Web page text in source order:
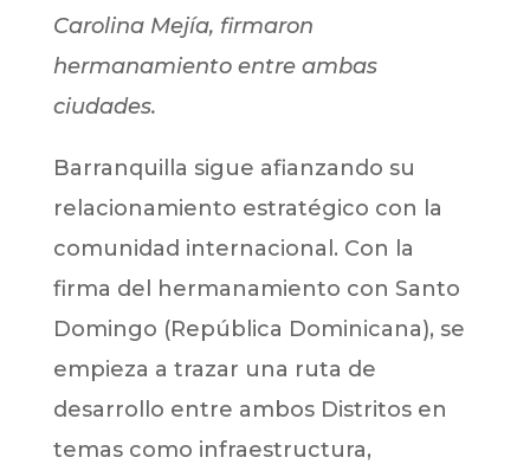
Carolina Mejía, firmaron
hermanamiento entre ambas
ciudades.
Barranquilla sigue afianzando su
relacionamiento estratégico con la
comunidad internacional. Con la
firma del hermanamiento con Santo
Domingo (República Dominicana), se
empieza a trazar una ruta de
desarrollo entre ambos Distritos en
temas como infraestructura,